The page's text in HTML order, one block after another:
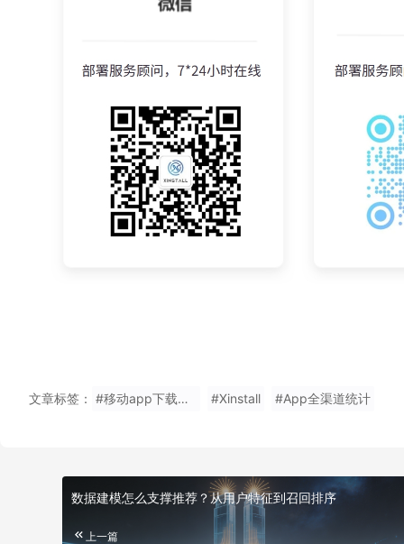
文章标签： #移动app下载统计推广要多少钱 #Xinstall #App全渠道统计
数据建模怎么支撑推荐？从用户特征到召回排序
上一篇